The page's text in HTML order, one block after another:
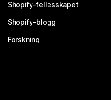
Shopify-fellesskapet
Shopify-blogg
Forskning